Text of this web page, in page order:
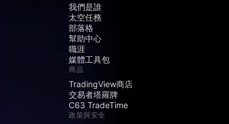
我們是誰
太空任務
部落格
幫助中心
職涯
媒體工具包
商品
TradingView商店
交易者塔羅牌
C63 TradeTime
政策與安全